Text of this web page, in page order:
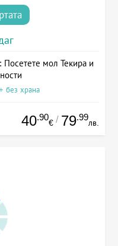
Посетете мол Текира и
без храна
40.90
€ / 79.99
лв.